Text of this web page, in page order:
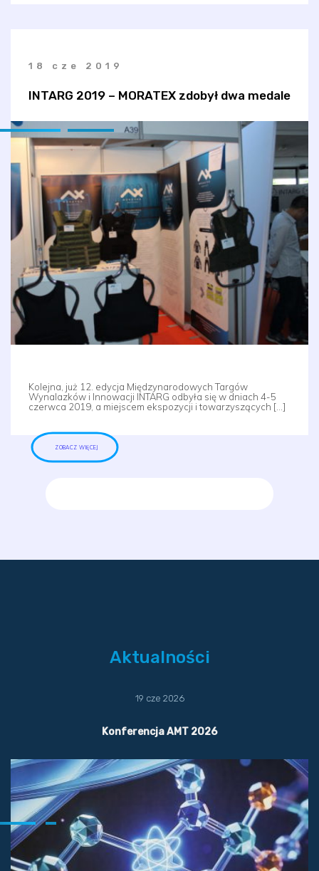
18 cze 2019
INTARG 2019 – MORATEX zdobył dwa medale
Kolejna, już 12. edycja Międzynarodowych Targów
Wynalazków i Innowacji INTARG odbyła się w dniach 4-5
czerwca 2019, a miejscem ekspozycji i towarzyszących […]
ZOBACZ WIĘCEJ
Aktualności
19 cze 2026
Konferencja AMT 2026